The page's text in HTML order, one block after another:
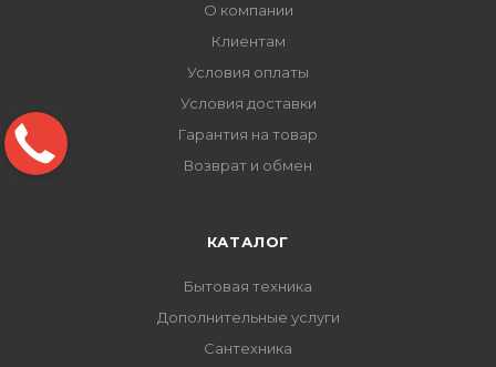
О компании
Клиентам
Условия оплаты
Условия доставки
Гарантия на товар
Возврат и обмен
КАТАЛОГ
Бытовая техника
Дополнительные услуги
Сантехника